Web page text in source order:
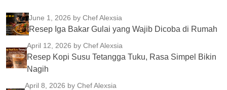
June 1, 2026 by Chef Alexsia
Resep Iga Bakar Gulai yang Wajib Dicoba di Rumah
April 12, 2026 by Chef Alexsia
Resep Kopi Susu Tetangga Tuku, Rasa Simpel Bikin
Nagih
April 8, 2026 by Chef Alexsia